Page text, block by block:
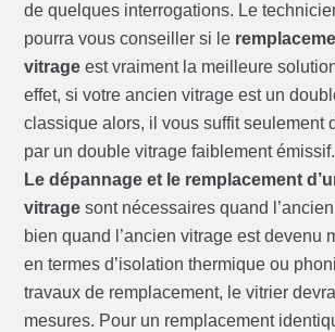
de quelques interrogations. Le
pourra vous conseiller si le
vitrage est vraiment la meilleure
effet, si votre ancien vitrage est un
classique alors, il vous suffit seulement
par un double vitrage faiblement émissif.
Le dépannage et le remplacement
vitrage sont nécessaires quand
bien quand l’ancien vitrage est devenu
en termes d’isolation thermique ou
travaux de remplacement, le vitrier
mesures. Pour un remplacement